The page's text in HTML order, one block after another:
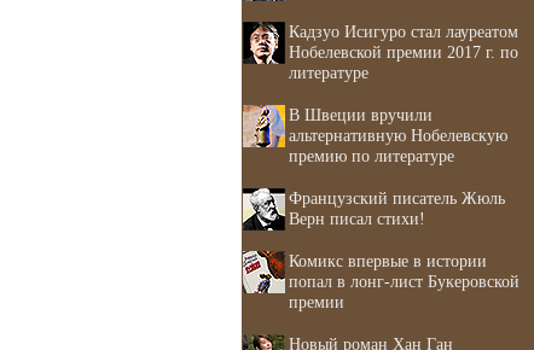
Кадзуо Исигуро стал лауреатом
Нобелевской премии 2017 г. по
литературе
В Швеции вручили
альтернативную Нобелевскую
премию по литературе
Французский писатель Жюль
Верн писал стихи!
Комикс впервые в истории
попал в лонг-лист Букеровской
премии
Новый роман Хан Ган